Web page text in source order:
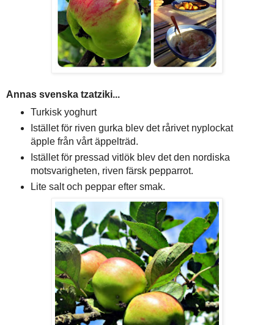
Annas svenska tzatziki...
Turkisk yoghurt
Istället för riven gurka blev det rårivet nyplockat
äpple från vårt äppelträd.
Istället för pressad vitlök blev det den nordiska
motsvarigheten, riven färsk pepparrot.
Lite salt och peppar efter smak.